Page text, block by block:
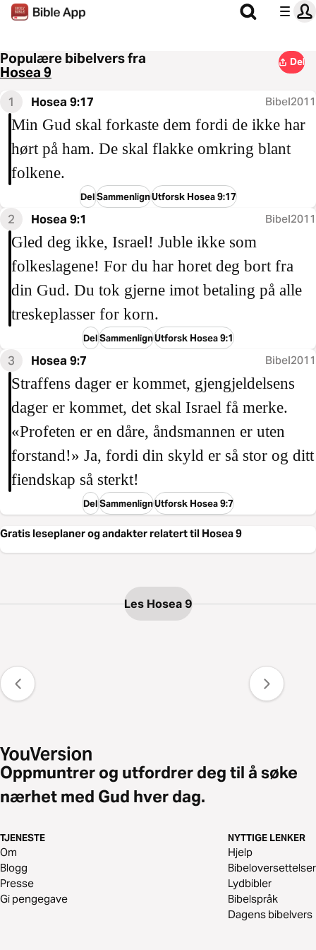
Populære bibelvers fra
Hosea 9
Del
1 Hosea 9:17 Bibel2011
Min Gud skal forkaste dem fordi de ikke har
hørt på ham. De skal flakke omkring blant
folkene.
DelSammenlignUtforsk Hosea 9:17
2 Hosea 9:1 Bibel2011
Gled deg ikke, Israel! Juble ikke som
folkeslagene! For du har horet deg bort fra
din Gud. Du tok gjerne imot betaling på alle
treskeplasser for korn.
DelSammenlignUtforsk Hosea 9:1
3 Hosea 9:7 Bibel2011
Straffens dager er kommet, gjengjeldelsens
dager er kommet, det skal Israel få merke.
«Profeten er en dåre, åndsmannen er uten
forstand!» Ja, fordi din skyld er så stor og ditt
fiendskap så sterkt!
DelSammenlignUtforsk Hosea 9:7
Gratis leseplaner og andakter relatert til Hosea 9
Les Hosea 9
Oppmuntrer og utfordrer deg til å søke
nærhet med Gud hver dag.
TJENESTE
Om
Blogg
Presse
Gi pengegave
NYTTIGE LENKER
Hjelp
Bibeloversettelser
Lydbibler
Bibelspråk
Dagens bibelvers